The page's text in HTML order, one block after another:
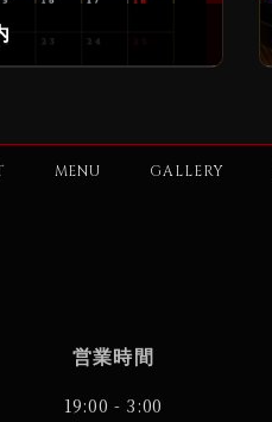
MENU GALLERY
営業時間
19:00 - 3:00